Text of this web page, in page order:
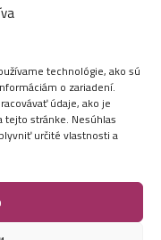
technológie, ako sú
o zariadení.
údaje, ako je
stránke. Nesúhlas
určité vlastnosti a
- 2026